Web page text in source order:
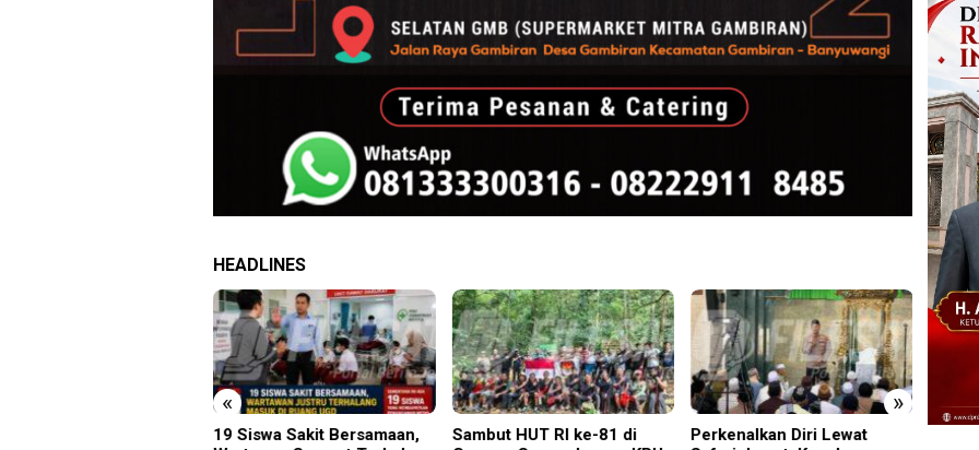
HEADLINES
« »
19 Siswa Sakit Bersamaan,
Sambut HUT RI ke-81 di
Perkenalkan Diri Lewat